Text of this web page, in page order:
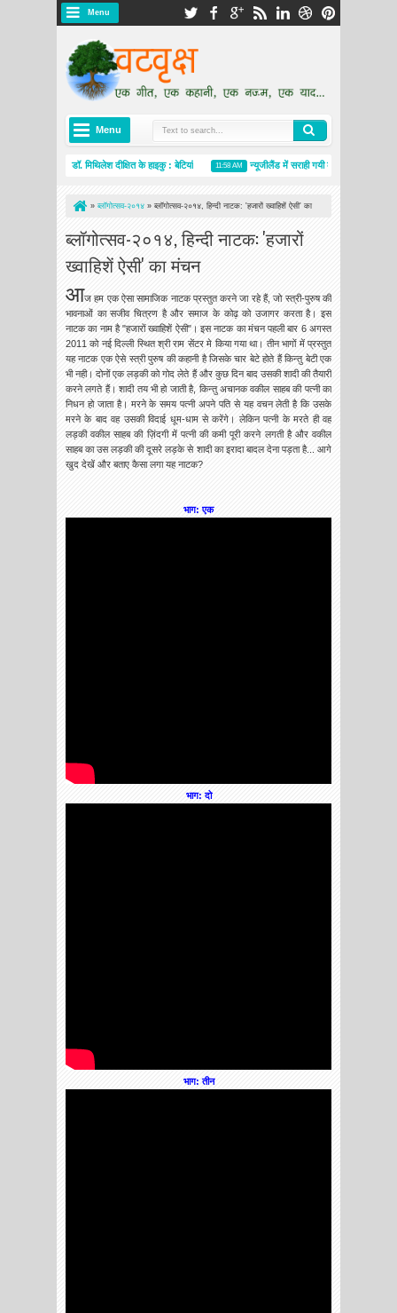
Menu
Menu
डॉ. मिथिलेश दीक्षित के हाइकु : बेटियां 11:58 AM न्यूजीलैंड में सराही गयी कुसुम वर्मा की मिश्रित
» ब्लॉगोत्सव-२०१४ » ब्लॉगोत्सव-२०१४, हिन्दी नाटक: 'हजारों ख्वाहिशें ऐसी' का
ब्लॉगोत्सव-२०१४, हिन्दी नाटक: 'हजारों
ख्वाहिशें ऐसी' का मंचन
आज हम एक ऐसा सामाजिक नाटक प्रस्तुत करने जा रहे हैं, जो स्त्री-पुरुष की
भावनाओं का सजीव चित्रण है और समाज के कोढ़ को उजागर करता है। इस
नाटक का नाम है "हजारों ख्वाहिशें ऐसी"। इस नाटक का मंचन पहली बार 6 अगस्त
2011 को नई दिल्ली स्थित श्री राम सेंटर मे किया गया था। तीन भागों में प्रस्तुत
यह नाटक एक ऐसे स्त्री पुरुष की कहानी है जिसके चार बेटे होते हैं किन्तु बेटी एक
भी नही। दोनों एक लड़की को गोद लेते हैं और कुछ दिन बाद उसकी शादी की तैयारी
करने लगते हैं। शादी तय भी हो जाती है, किन्तु अचानक वकील साहब की पत्नी का
निधन हो जाता है। मरने के समय पत्नी अपने पति से यह वचन लेती है कि उसके
मरने के बाद वह उसकी विदाई धूम-धाम से करेंगे। लेकिन पत्नी के मरते ही वह
लड़की वकील साहब की ज़िंदगी में पत्नी की कमी पूरी करने लगती है और वकील
साहब का उस लड़की की दूसरे लड़के से शादी का इरादा बादल देना पड़ता है... आगे
खुद देखें और बताए कैसा लगा यह नाटक?
भाग: एक
भाग: दो
भाग: तीन